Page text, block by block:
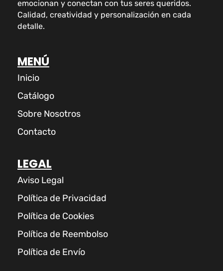
emocionan y conectan con tus seres queridos.
Calidad, creatividad y personalización en cada
detalle.
MENÚ
Inicio
Catálogo
Sobre Nosotros
Contacto
LEGAL
Aviso Legal
Política de Privacidad
Política de Cookies
Política de Reembolso
Política de Envío